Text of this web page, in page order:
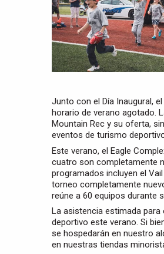
Junto con el Día Inaugural,
horario de verano agotado.
Mountain Rec y su oferta,
eventos de turismo
Este verano, el Eagle
cuatro son completamente
programados incluyen el
torneo completamente
reúne a 60 equipos durante
La asistencia estimada
deportivo este verano. Si
se hospedarán en nuestro
en nuestras tiendas